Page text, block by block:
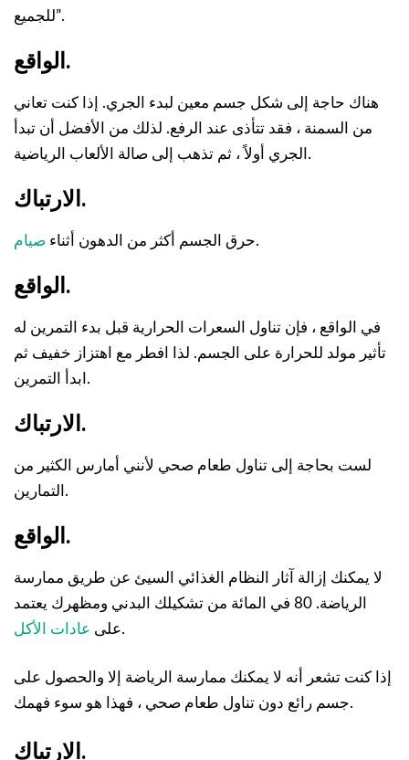
للجميع”.
الواقع.
هناك حاجة إلى شكل جسم معين لبدء الجري. إذا كنت تعاني
من السمنة ، فقد تتأذى عند الرفع. لذلك من الأفضل أن تبدأ
الجري أولاً ، ثم تذهب إلى صالة الألعاب الرياضية.
الارتباك.
حرق الجسم أكثر من الدهون أثناء صيام .
الواقع.
في الواقع ، فإن تناول السعرات الحرارية قبل بدء التمرين له
تأثير مولد للحرارة على الجسم. لذا افطر مع اهتزاز خفيف ثم
ابدأ التمرين.
الارتباك.
لست بحاجة إلى تناول طعام صحي لأنني أمارس الكثير من
التمارين.
الواقع.
لا يمكنك إزالة آثار النظام الغذائي السيئ عن طريق ممارسة
الرياضة. 80 في المائة من تشكيلك البدني ومظهرك يعتمد
على عادات الأكل .
إذا كنت تشعر أنه لا يمكنك ممارسة الرياضة إلا والحصول على
جسم رائع دون تناول طعام صحي ، فهذا هو سوء فهمك.
الارتباك.